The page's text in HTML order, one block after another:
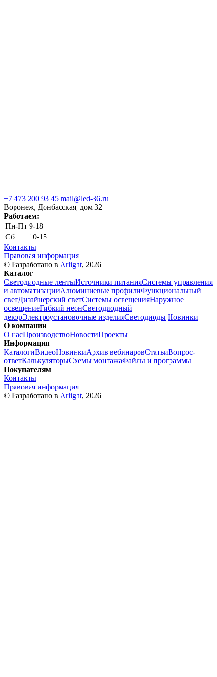
+7 473 200 93 45 mail@led-36.ru
Воронеж, Донбасская, дом 32
Работаем:
Пн-Пт 9-18
Сб
10-15
Контакты
Правовая информация
© Разработано в Arlight, 2026
Каталог
Светодиодные лентыИсточники питанияСистемы управления
и автоматизацииАлюминиевые профилиФункциональный
светДизайнерский светСистемы освещенияНаружное
освещениеГибкий неонСветодиодный
декорЭлектроустановочные изделияСветодиоды Новинки
О компании
О насПроизводствоНовостиПроекты
Информация
КаталогиВидеоНовинкиАрхив вебинаровСтатьиВопрос-
ответКалькуляторыСхемы монтажаФайлы и программы
Покупателям
Контакты
Правовая информация
© Разработано в Arlight, 2026